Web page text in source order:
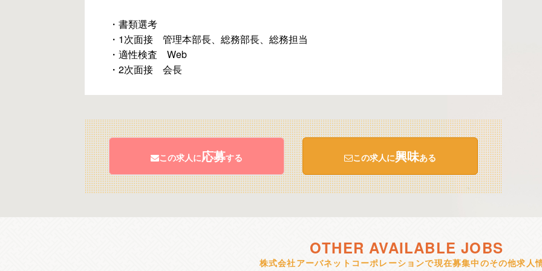
・書類選考
・1次面接 管理本部長、総務部長、総務担当
・適性検査 Web
・2次面接 会長
この求人に応募する この求人に興味ある
OTHER AVAILABLE JOBS
株式会社アーバネットコーポレーションで現在募集中のその他求人